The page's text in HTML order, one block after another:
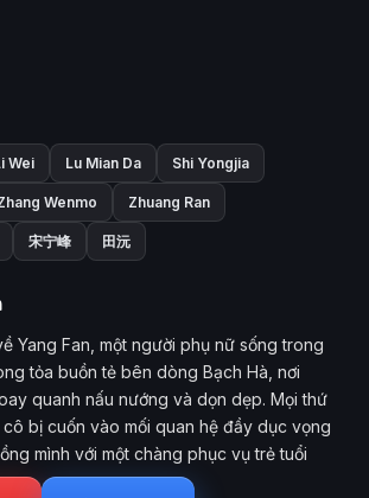
Wei Lu Mian Da Shi Yongjia
Wenmo Zhuang Ran
宋宁峰 田沅
Yang Fan, một người phụ nữ sống trong
tỏa buồn tẻ bên dòng Bạch Hà, nơi
quanh nấu nướng và dọn dẹp. Mọi thứ
bị cuốn vào mối quan hệ đầy dục vọng
mình với một chàng phục vụ trẻ tuổi